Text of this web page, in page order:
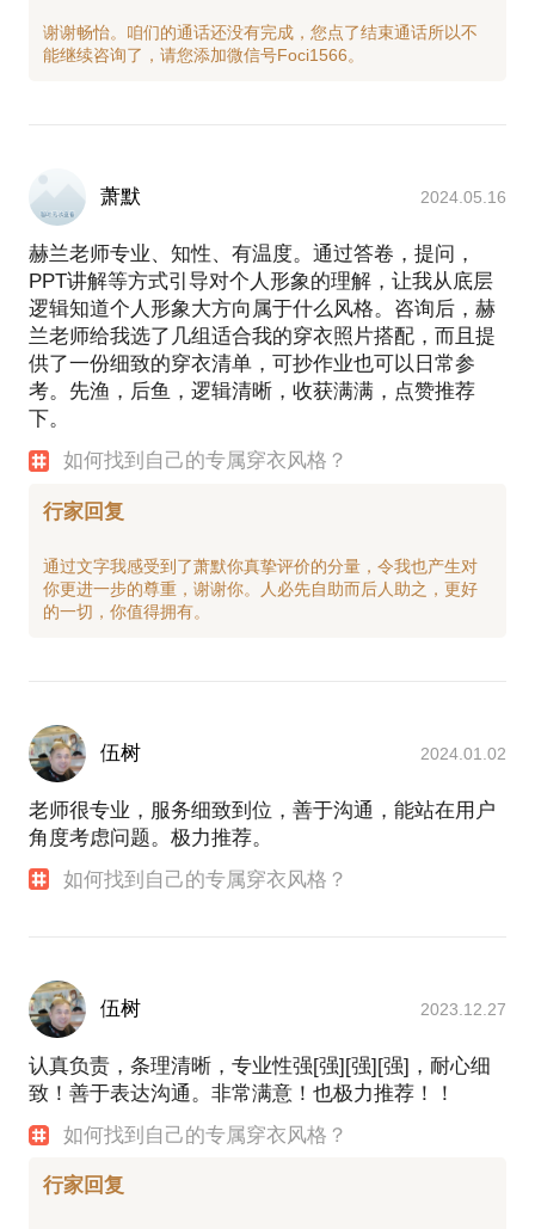
方面，能为你提供帮助。
✨银行：中信银行、招商银行、浦发银行
✨学校：深圳市南山教育局、深圳市第七高级中学、
教育机构
✨律所：深圳市晟典律师事务所、深圳市普罗米修律
✨知名企业：华侨城集团、TCL集团、唯品会、安莉
芳、爱迪尔珠宝、EPSON（爱普生）、君尚百货、茂
业百货、深圳进智物流发展有限公司、深圳市聚尚鼎
力网络技术有限公司、深圳市中电国际信息科技有限
公司、深圳市国银金融租赁有限公司、深圳信泰光学
（深圳）有限公司
【我的自述】
很多年前，我跟随世界色彩权威机构英国CMB亚洲首
席形象顾问学习并在同年进入了CMB中国代表处成为
了形象行业之路。
我在专门的形象美学咨询及私人形象管理领域打磨近
20年，曾帮助并服务过800多名来访者，个案指导及
理论以及丰富的个案指导服务经验。
是一名擅教会练的实战派导师。
从最初的入行小白蹒跚前行到今日的专业课程传授与
客户服务遍布祖国大江南北。如果你在求职、转行以
及工作中面临困惑，抑或很想从事和我一样的职业，
帮你避免误区，找到属于你自己的形象或事业进阶之
具体化，这样容易让我们的见面更加高效。
谢谢畅怡。咱们的通话还没有完成，您点了结束通话所以不
萧默 2024.05.16
赫兰老师专业、知性、有温度。通过答卷，提问，
PPT讲解等方式引导对个人形象的理解，让我从底层
逻辑知道个人形象大方向属于什么风格。咨询后，赫
兰老师给我选了几组适合我的穿衣照片搭配，而且提
供了一份细致的穿衣清单，可抄作业也可以日常参
考。先渔，后鱼，逻辑清晰，收获满满，点赞推荐
下。
如何找到自己的专属穿衣风格？
行家回复
通过文字我感受到了萧默你真挚评价的分量，令我也产生对
你更进一步的尊重，谢谢你。人必先自助而后人助之，更好
伍树 2024.01.02
老师很专业，服务细致到位，善于沟通，能站在用户
角度考虑问题。极力推荐。
如何找到自己的专属穿衣风格？
伍树 2023.12.27
认真负责，条理清晰，专业性强[强][强][强]，耐心细
致！善于表达沟通。非常满意！也极力推荐！！
如何找到自己的专属穿衣风格？
行家回复